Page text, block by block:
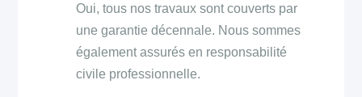
Oui, tous nos travaux sont couverts par
une garantie décennale. Nous sommes
également assurés en responsabilité
civile professionnelle.